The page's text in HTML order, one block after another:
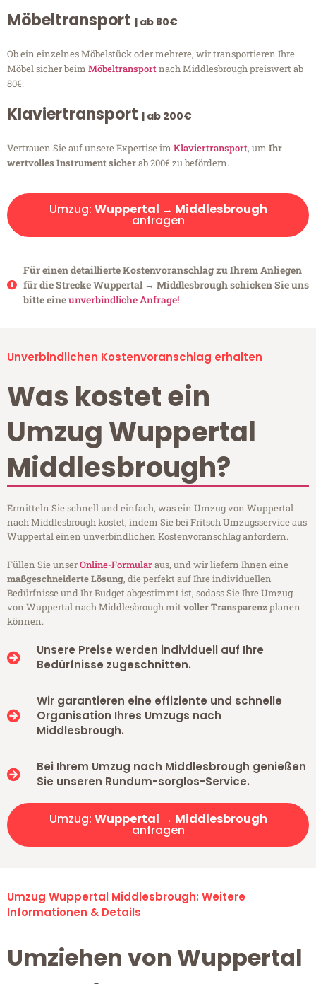
Möbeltransport | ab 80€
Ob ein einzelnes Möbelstück oder mehrere, wir transportieren Ihre
Möbel sicher beim Möbeltransportnach Middlesbrough preiswert ab
80€.
Klaviertransport | ab 200€
Vertrauen Sie auf unsere Expertise im Klaviertransport, um Ihr
wertvolles Instrument sicherab 200€ zu befördern.
Umzug: Wuppertal → Middlesbrough
anfragen
Für einen detaillierte Kostenvoranschlag zu Ihrem Anliegen
für die Strecke Wuppertal → Middlesbrough schicken Sie uns
bitte eineunverbindliche Anfrage!
Unverbindlichen Kostenvoranschlag erhalten
Was kostet ein
Umzug Wuppertal
Middlesbrough?
Ermitteln Sie schnell und einfach, was ein Umzug von Wuppertal
nach Middlesbrough kostet, indem Sie bei Fritsch Umzugsservice aus
Wuppertal einen unverbindlichen Kostenvoranschlag anfordern.
Füllen Sie unserOnline-Formularaus, und wir liefern Ihnen eine
maßgeschneiderte Lösung, die perfekt auf Ihre individuellen
Bedürfnisse und Ihr Budget abgestimmt ist, sodass Sie Ihre Umzug
von Wuppertal nach Middlesbrough mitvoller Transparenzplanen
können.
Unsere Preise werden individuell auf Ihre
Bedürfnisse zugeschnitten.
Wir garantieren eine effiziente und schnelle
Organisation Ihres Umzugs nach
Middlesbrough.
Bei Ihrem Umzug nach Middlesbrough genießen
Sie unseren Rundum-sorglos-Service.
Umzug: Wuppertal → Middlesbrough
anfragen
Umzug Wuppertal Middlesbrough: Weitere
Informationen & Details
Umziehen von Wuppertal